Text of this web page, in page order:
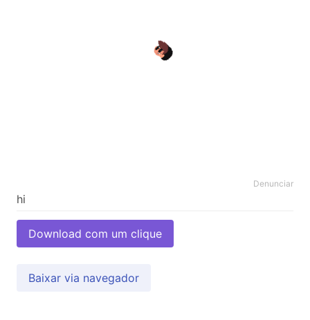
Denunciar
Download com um clique
Baixar via navegador